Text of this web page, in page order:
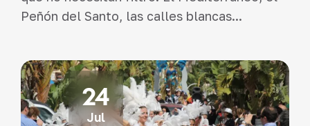
Peñón del Santo, las calles blancas...
24
Jul